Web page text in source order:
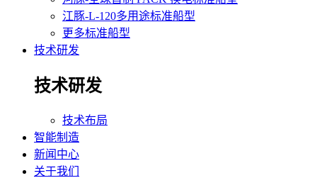
江豚-L-120多用途标准船型
更多标准船型
技术研发
技术研发
技术布局
智能制造
新闻中心
关于我们